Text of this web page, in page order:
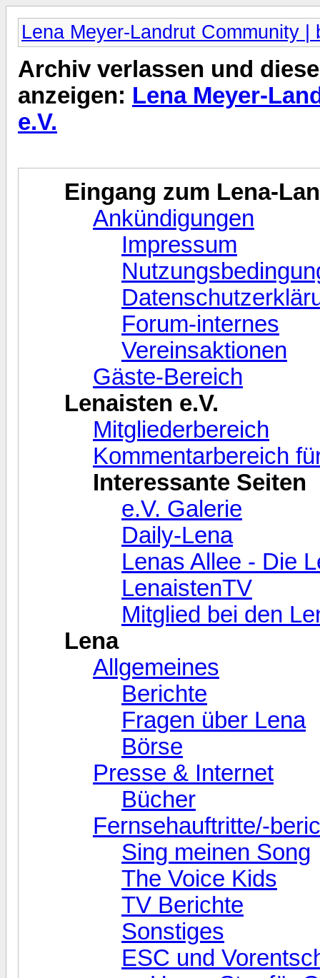
Lena Meyer-Landrut Community |
Archiv verlassen und
anzeigen: Lena Meyer-
e.V.
Eingang zum Lena-
Ankündigungen
Impressum
Forum-internes
Vereinsaktionen
Gäste-Bereich
Lenaisten e.V.
Mitgliederbereich
Kommentarbereich
Interessante Seiten
e.V. Galerie
Daily-Lena
Lenas Allee - Die
LenaistenTV
Mitglied bei den
Lena
Allgemeines
Berichte
Fragen über Lena
Börse
Presse & Internet
Bücher
Fernsehauftritte/-
Sing meinen Song
The Voice Kids
TV Berichte
Sonstiges
ESC und